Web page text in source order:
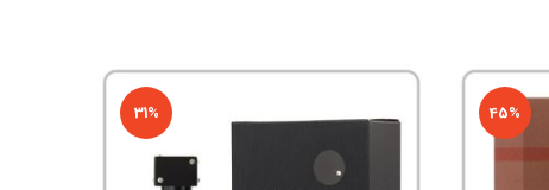
45%
31%